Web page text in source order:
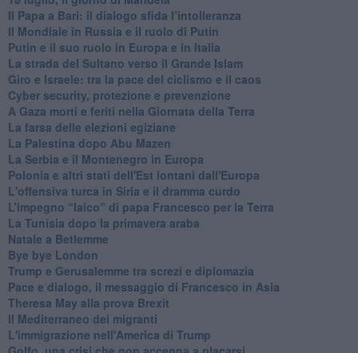
Il Papa a Bari: il dialogo sfida l’intolleranza
Il Mondiale in Russia e il ruolo di Putin
Putin e il suo ruolo in Europa e in Italia
La strada del Sultano verso il Grande Islam
Giro e Israele: tra la pace del ciclismo e il caos
Cyber security, protezione e prevenzione
A Gaza morti e feriti nella Giornata della Terra
La farsa delle elezioni egiziane
La Palestina dopo Abu Mazen
La Serbia e il Montenegro in Europa
Polonia e altri stati dell'Est lontani dall'Europa
L'offensiva turca in Siria e il dramma curdo
L’impegno “laico” di papa Francesco per la Terra
La Tunisia dopo la primavera araba
Natale a Betlemme
Bye bye London
Trump e Gerusalemme tra screzi e diplomazia
Pace e dialogo, il messaggio di Francesco in Asia
Theresa May alla prova Brexit
Il Mediterraneo dei migranti
L'immigrazione nell'America di Trump